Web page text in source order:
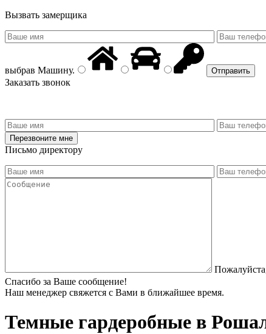
Вызвать замерщика
выбрав Машину.
Заказать звонок
Письмо директору
Спасибо за Ваше сообщение!
Наш менеджер свяжется с Вами в ближайшее время.
Темные гардеробные в